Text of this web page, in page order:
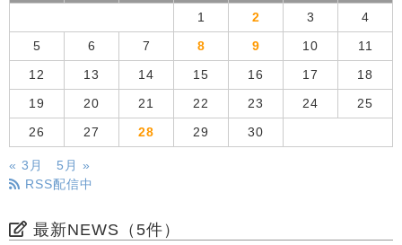
1 2 3 4
5 6 7 8 9 10 11
12 13 14 15 16 17 18
19 20 21 22 23 24 25
26 27 28 29 30
« 3月
5月 »
RSS配信中
最新NEWS（5件）